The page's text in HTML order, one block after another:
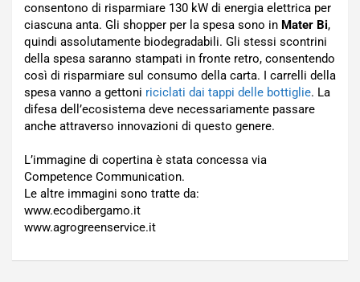
consentono di risparmiare 130 kW di energia elettrica per
ciascuna anta. Gli shopper per la spesa sono in Mater Bi,
quindi assolutamente biodegradabili. Gli stessi scontrini
della spesa saranno stampati in fronte retro, consentendo
così di risparmiare sul consumo della carta. I carrelli della
spesa vanno a gettoni riciclati dai tappi delle bottiglie. La
difesa dell’ecosistema deve necessariamente passare
anche attraverso innovazioni di questo genere.
L’immagine di copertina è stata concessa via
Competence Communication.
Le altre immagini sono tratte da:
www.ecodibergamo.it
www.agrogreenservice.it